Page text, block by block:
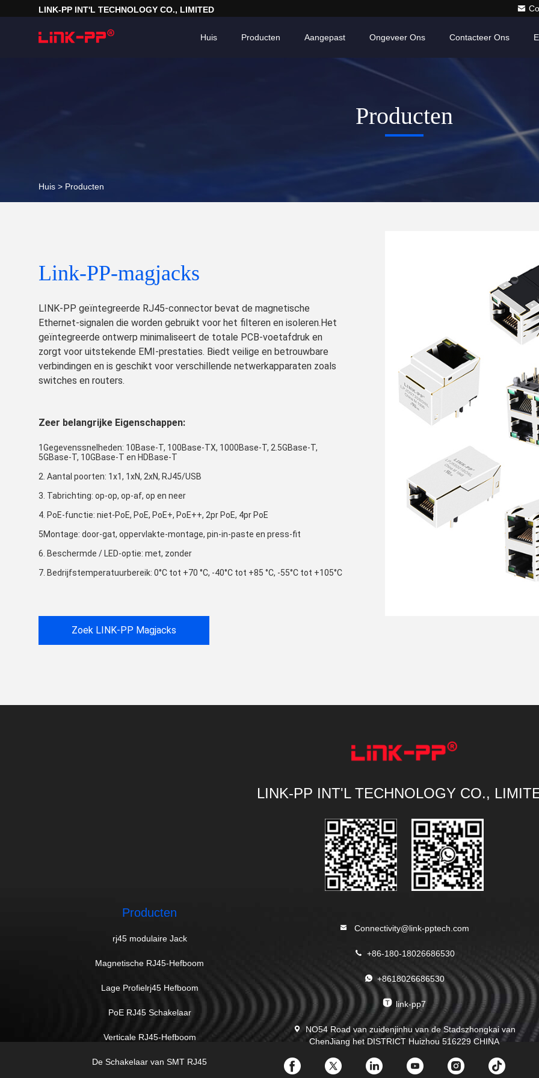
LINK-PP INT'L TECHNOLOGY CO., LIMITED
Huis Producten Ongeveer Ons Contacteer Ons
Aangepast
Producten
Huis > Producten
Link-PP-magjacks
LINK-PP geïntegreerde RJ45-connector bevat de magnetische
Ethernet-signalen die worden gebruikt voor het filteren en isoleren.Het
geïntegreerde ontwerp minimaliseert de totale PCB-voetafdruk en
zorgt voor uitstekende EMI-prestaties. Biedt veilige en betrouwbare
verbindingen en is geschikt voor verschillende netwerkapparaten zoals
switches en routers.
Zeer belangrijke Eigenschappen:
1Gegevenssnelheden: 10Base-T, 100Base-TX, 1000Base-T, 2.5GBase-T,
5GBase-T, 10GBase-T en HDBase-T
2. Aantal poorten: 1x1, 1xN, 2xN, RJ45/USB
3. Tabrichting: op-op, op-af, op en neer
4. PoE-functie: niet-PoE, PoE, PoE+, PoE++, 2pr PoE, 4pr PoE
5Montage: door-gat, oppervlakte-montage, pin-in-paste en press-fit
6. Beschermde / LED-optie: met, zonder
7. Bedrijfstemperatuurbereik: 0°C tot +70 °C, -40°C tot +85 °C, -55°C tot +105°C
Zoek LINK-PP Magjacks
LINK-PP INT'L TECHNOLOGY CO.,
Producten
rj45 modulaire Jack
Magnetische RJ45-Hefboom
Lage Profielrj45 Hefboom
PoE RJ45 Schakelaar
Verticale RJ45-Hefboom
De Schakelaar van SMT RJ45
Connectivity@link-pptech.com
+86-180-18026686530
+8618026686530
link-pp7
NO54 Road van zuidenjinhu van de Stadszhongkai van
ChenJiang het DISTRICT Huizhou 516229 CHINA